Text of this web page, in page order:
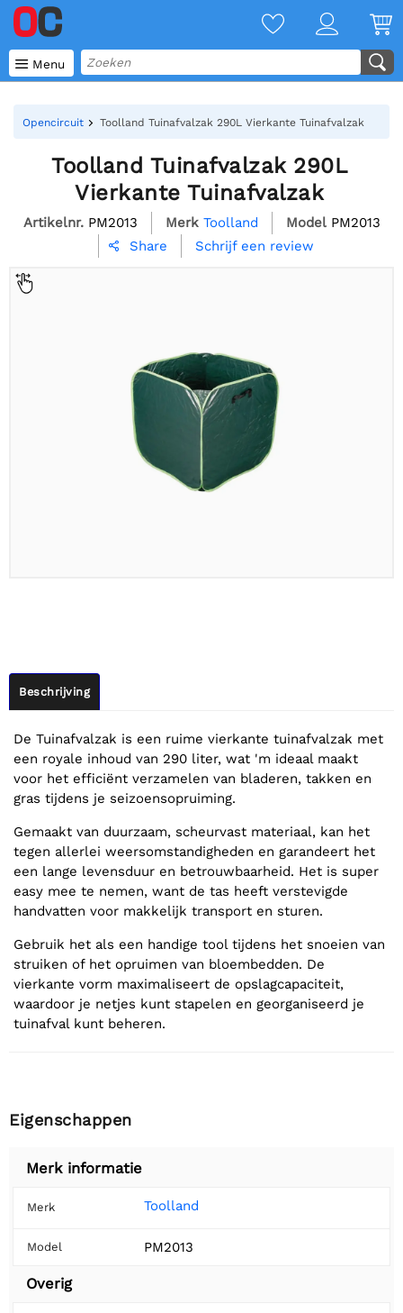
 Menu
Opencircuit Toolland Tuinafvalzak 290L Vierkante Tuinafvalzak
Toolland Tuinafvalzak 290L
Vierkante Tuinafvalzak
Artikelnr. PM2013 Merk Toolland Model PM2013
 Share Schrijf een review
Beschrijving
De Tuinafvalzak is een ruime vierkante tuinafvalzak met
een royale inhoud van 290 liter, wat 'm ideaal maakt
voor het efficiënt verzamelen van bladeren, takken en
gras tijdens je seizoensopruiming.
Gemaakt van duurzaam, scheurvast materiaal, kan het
tegen allerlei weersomstandigheden en garandeert het
een lange levensduur en betrouwbaarheid. Het is super
easy mee te nemen, want de tas heeft verstevigde
handvatten voor makkelijk transport en sturen.
Gebruik het als een handige tool tijdens het snoeien van
struiken of het opruimen van bloembedden. De
vierkante vorm maximaliseert de opslagcapaciteit,
waardoor je netjes kunt stapelen en georganiseerd je
tuinafval kunt beheren.
Eigenschappen
Merk informatie
Merk Toolland
Model PM2013
Overig